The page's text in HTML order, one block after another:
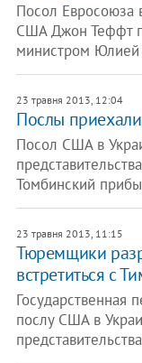
Посол Евросоюза
США Джон Теффт
министром
23 травня 2013, 12:04
Послы
Посол США в
Томбинский
23 травня 2013, 11:15
Тюремщики
встретиться с
Государственная
послу США в